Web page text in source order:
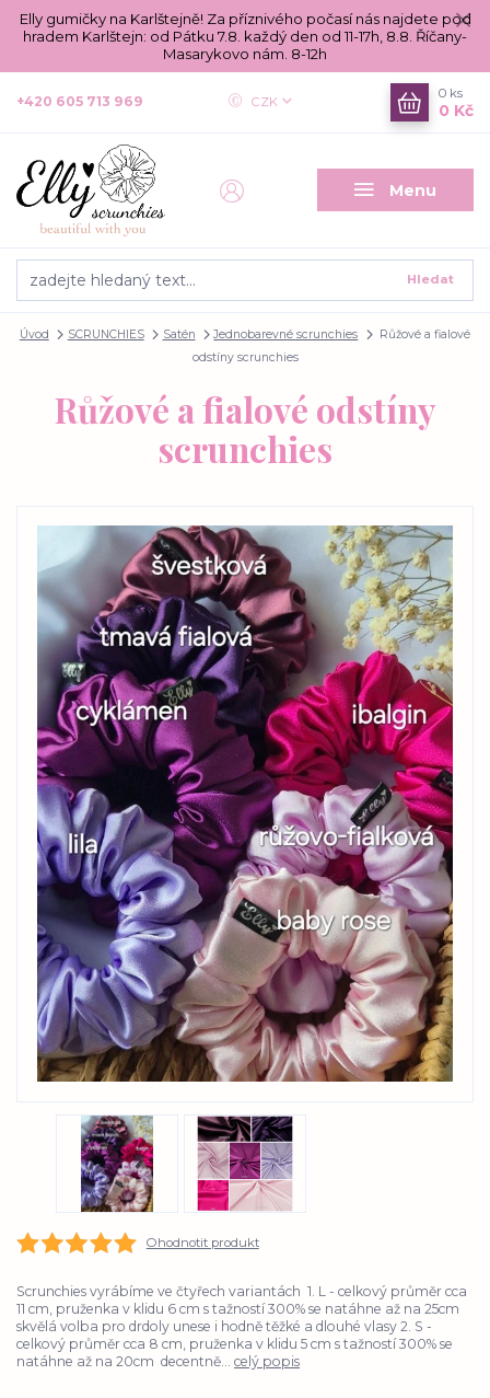
Elly gumičky na Karlštejně! Za příznivého počasí nás najdete pod
hradem Karlštejn: od Pátku 7.8. každý den od 11-17h, 8.8. Říčany-
Masarykovo nám. 8-12h
Menu
CZK
Hledat
+420 605 713 969
0 ks
0 Kč
Úvod SCRUNCHIES Satén Jednobarevné scrunchies
Růžové a fialové
odstíny scrunchies
Růžové a fialové odstíny
scrunchies
Ohodnotit produkt
Scrunchies vyrábíme ve čtyřech variantách 1. L - celkový průměr cca
11 cm, pruženka v klidu 6 cm s tažností 300% se natáhne až na 25cm
skvělá volba pro drdoly unese i hodně těžké a dlouhé vlasy 2. S -
celkový průměr cca 8 cm, pruženka v klidu 5 cm s tažností 300% se
natáhne až na 20cm decentně... celý popis